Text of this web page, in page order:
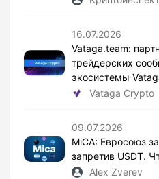
16.07.2026
Vataga.team:
трейдерских
экосистемы
Vataga Crypto
09.07.2026
MiCA: Евросоюз
запретив USDT.
Alex Zverev